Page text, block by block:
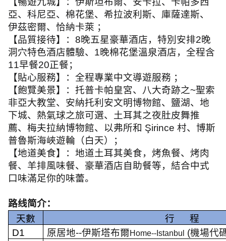
亞、科尼亞、棉花堡、希拉波利斯、庫薩達斯、
伊茲密爾、恰納卡萊 ；
【品質接待】： 8晚五星豪華酒店，特別安排2晚
洞穴特色酒店體驗、 1晚棉花堡溫泉酒店，全程含
11早餐20正餐；
【貼心服務】：全程專業中文導遊服務 ；
【飽覽美景】：托普卡帕皇宮、八大奇跡之~聖索
非亞大教堂、安納托利安文明博物館、鹽湖、地
下城、熱氣球之旅可選、土耳其之夜肚皮舞推
薦、梅夫拉納博物館、以弗所和 Şirince 村、博斯
普魯斯海峽遊輪（白天）；
【地道美食】：地道土耳其美食，烤魚餐、烤肉
餐、羊排風味餐、豪華酒店自助餐等，結合中式
口味滿足你的味蕾。
路线简介：
天數
行
程
D1
原居地--伊斯塔布爾Home--Istanbul (機場代